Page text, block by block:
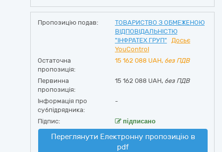
Пропозицію подав:
ТОВАРИСТВО З ОБМЕЖЕНОЮ
ВІДПОВІДАЛЬНІСТЮ
"ІНФРАТЕХ ГРУП"
Досьє
YouControl
Остаточна
пропозиція:
15 162 088 UAH, без ПДВ
Первинна
пропозиція:
15 162 088 UAH, без ПДВ
Інформація про
субпідрядника:
-
Підпис: підписано
Переглянути Електронну пропозицію в
pdf